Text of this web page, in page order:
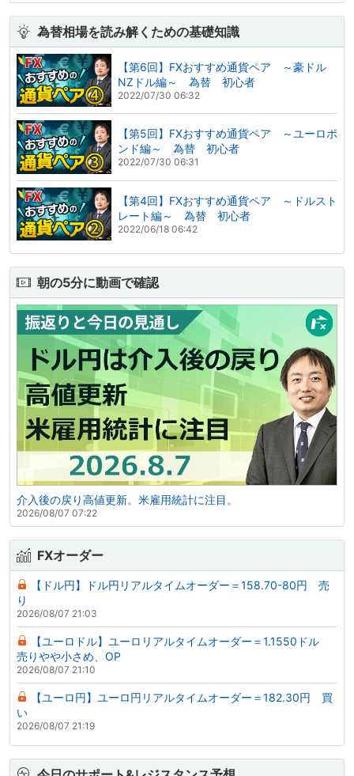
為替相場を読み解くための基礎知識
【第6回】FXおすすめ通貨ペア ～豪ドル
NZドル編～ 為替 初心者
2022/07/30 06:32
【第5回】FXおすすめ通貨ペア ～ユーロポ
ンド編～ 為替 初心者
2022/07/30 06:31
【第4回】FXおすすめ通貨ペア ～ドルスト
レート編～ 為替 初心者
2022/06/18 06:42
朝の5分に動画で確認
介入後の戻り高値更新。米雇用統計に注目。
2026/08/07 07:22
FXオーダー
【ドル円】ドル円リアルタイムオーダー＝158.70-80円 売
り
2026/08/07 21:03
【ユーロドル】ユーロリアルタイムオーダー＝1.1550ドル
売りやや小さめ、OP
2026/08/07 21:10
【ユーロ円】ユーロ円リアルタイムオーダー＝182.30円 買
い
2026/08/07 21:19